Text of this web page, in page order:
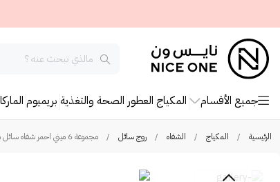
جميع الأقسام المكياج العطور الصحة والتغذية بريميوم
الرئيسية / المكياج / الشفاه / روج سائل / مجموعة 6 ميني احمر شفاه سائل ميت مات ( اي ) هيوز من ذا بالم-vol6